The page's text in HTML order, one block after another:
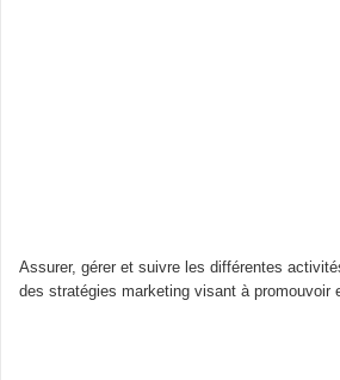
Assurer, gérer et suivre les différentes
des stratégies marketing visant à promouvoir